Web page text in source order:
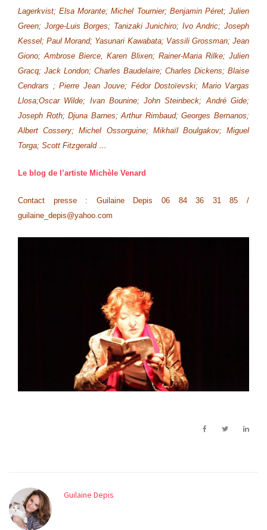
Lagerkvist; Elsa Morante; Michel Tournier; Benjamin Péret; Julien
Green; Jorge-Luis Borges; Tanizaki Junichiro; Ivo Andric; Joseph
Kessel; Paul Morand; Yasunari Kawabata; Vassili Grossman; Jean
Giono; Ambrose Bierce, Karen Blixen; Rainer-Maria Rilke; Julien
Gracq; Jack London; Charles Baudelaire; Charles Dickens; Blaise
Cendrars ; Pierre Jean Jouve; Fédor Dostoïevski; Mario Vargas
Llosa;Oscar Wilde; Ivan Bounine; John Steinbeck; André Gide;
Joseph Roth; Djuna Barnes; Arthur Rimbaud; Georges Bernanos;
Albert Cossery; Michel Ossorguine; Mikhaïl Boulgakov; Miguel
Torga; Scott Fitzgerald …
Le blog de l’artiste Michèle Venard
Contact presse : Guilaine Depis 06 84 36 31 85 /
guilaine_depis@yahoo.com
Guilaine Depis